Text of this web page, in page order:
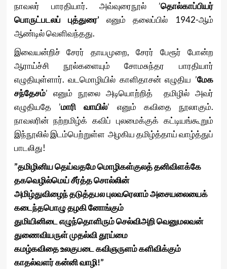
நாவலர் பாரதியார். அவ்வுரைநூல் ’தொல்காப்பியர்
பொருட்படலப் புத்துரை’எனும் தலைப்பில் 1942-ஆம்
ஆண்டில் வெளிவந்தது.
இவையன்றிச் சேரர் தாயமுறை, சேரர் பேரூர் போன்ற
ஆராய்ச்சி நூல்களையும் சோமசுந்தர பாரதியார்
எழுதியுள்ளார். வடமொழியில் காளிதாசன் எழுதிய ’மேக
சந்தேசம்’ எனும் நூலை அடியொற்றித் தமிழில் அவர்
எழுதியதே ’மாரி வாயில்’ எனும் கவிதை நூலாகும்.
நாவலரின் நற்றமிழ்க் கவிப் புலமைக்குக் கட்டியங்கூறும்
இந்நூலில் இடம்பெற்றுள்ள அழகிய தமிழ்த்தாய் வாழ்த்துப்
பாடலிது!
”தமிழினிய தெய்வதமே மொழிகள்குலத் தனிவிளக்கே
தகவெழில்மெய் சீர்த்த சொல்லின்
அமிழ்துவிழைந் தடுத்தபல புலவரெலாம் அசையலையைக்
கடைந்தபொழு தழகி னோங்கும்
துமியினிடை எழுந்தொளிரும் செல்விஅறி வெனுமலவன்
துணைவியருள் முதல்வி தூய்மை
கமழ்கவிதை உலகுபடை கவிஞருளம் களிவிக்கும்
காதல்வளர் கன்னி வாழி!”